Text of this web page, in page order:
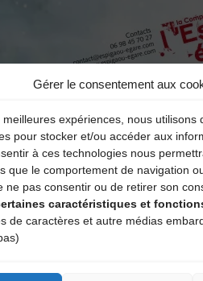
Gérer le consentement aux
meilleures expériences, nous utilisons
pour stocker et/ou accéder aux
à ces technologies nous
que le comportement de navigation
ne pas consentir ou de retirer son
caractéristiques et
de caractères et autre médias